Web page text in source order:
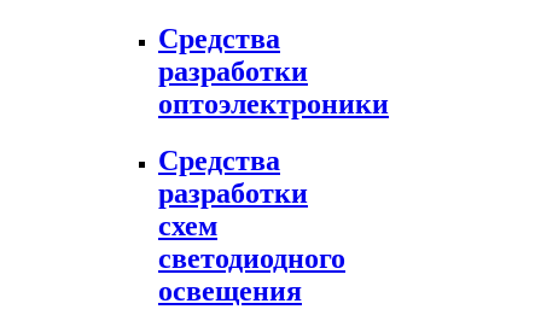
Средства
разработки
оптоэлектроники
Средства
разработки
схем
светодиодного
освещения